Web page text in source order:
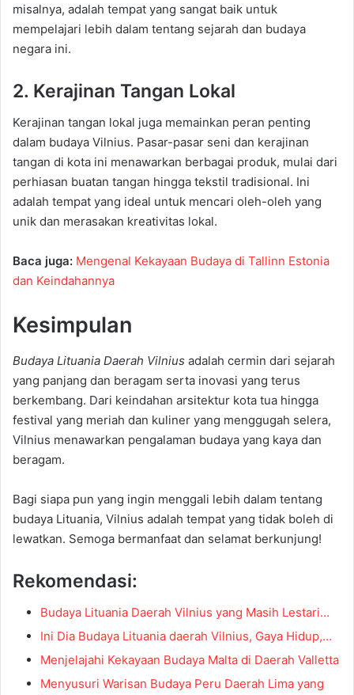
misalnya, adalah tempat yang sangat baik untuk
mempelajari lebih dalam tentang sejarah dan budaya
negara ini.
2. Kerajinan Tangan Lokal
Kerajinan tangan lokal juga memainkan peran penting
dalam budaya Vilnius. Pasar-pasar seni dan kerajinan
tangan di kota ini menawarkan berbagai produk, mulai dari
perhiasan buatan tangan hingga tekstil tradisional. Ini
adalah tempat yang ideal untuk mencari oleh-oleh yang
unik dan merasakan kreativitas lokal.
Baca juga: Mengenal Kekayaan Budaya di Tallinn Estonia
dan Keindahannya
Kesimpulan
Budaya Lituania Daerah Vilnius adalah cermin dari sejarah
yang panjang dan beragam serta inovasi yang terus
berkembang. Dari keindahan arsitektur kota tua hingga
festival yang meriah dan kuliner yang menggugah selera,
Vilnius menawarkan pengalaman budaya yang kaya dan
beragam.
Bagi siapa pun yang ingin menggali lebih dalam tentang
budaya Lituania, Vilnius adalah tempat yang tidak boleh di
lewatkan. Semoga bermanfaat dan selamat berkunjung!
Rekomendasi:
Budaya Lituania Daerah Vilnius yang Masih Lestari…
Ini Dia Budaya Lituania daerah Vilnius, Gaya Hidup,…
Menjelajahi Kekayaan Budaya Malta di Daerah Valletta
Menyusuri Warisan Budaya Peru Daerah Lima yang